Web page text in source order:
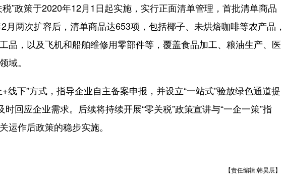
政策于2020年12月1日起实施，实行正面清单管理，首批清单商品
月两次扩容后，清单商品达653项，包括椰子、未烘焙咖啡等农产品，
品，以及飞机和船舶维修用零部件等，覆盖食品加工、粮油生产、医
域。
下”方式，指导企业自主备案申报，并设立“一站式”验放绿色通道提
时回应企业需求。后续将持续开展“零关税”政策宣讲与“一企一策”指
运作后政策的稳步实施。
【责任编辑:韩昊辰】